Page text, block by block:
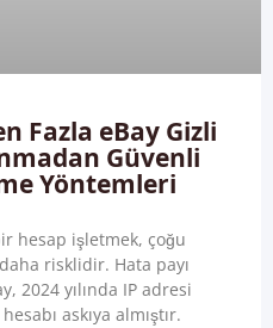
Fazla eBay Gizli
Güvenli
Yöntemleri
hesap işletmek, çoğu
risklidir. Hata payı
2024 yılında IP adresi
askıya almıştır.